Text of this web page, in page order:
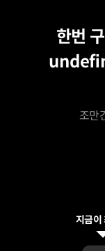
한번
조만
지금이